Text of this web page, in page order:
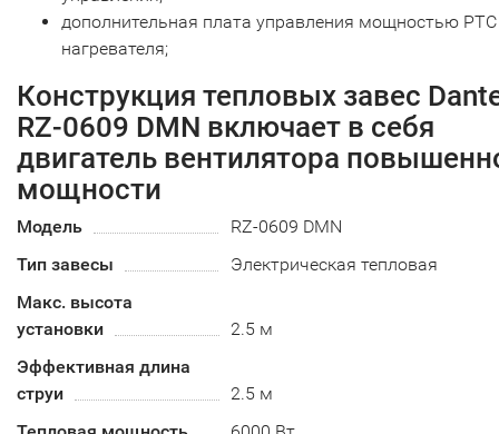
дополнительная плата управления мощностью PTC
нагревателя;
Конструкция тепловых завес
RZ-0609 DMN включает в себя
двигатель вентилятора
мощности
Модель
RZ-0609 DMN
Тип завесы
Электрическая тепловая
Макс. высота
установки
2.5 м
Эффективная длина
струи
2.5 м